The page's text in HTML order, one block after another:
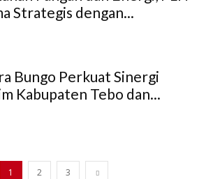
Strategis dengan...
Bungo Perkuat Sinergi
Kabupaten Tebo dan...
1 2 3